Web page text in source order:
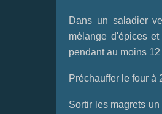
Dans un saladier
mélange d'épices
pendant au moins
Préchauffer le four à
Sortir les magrets